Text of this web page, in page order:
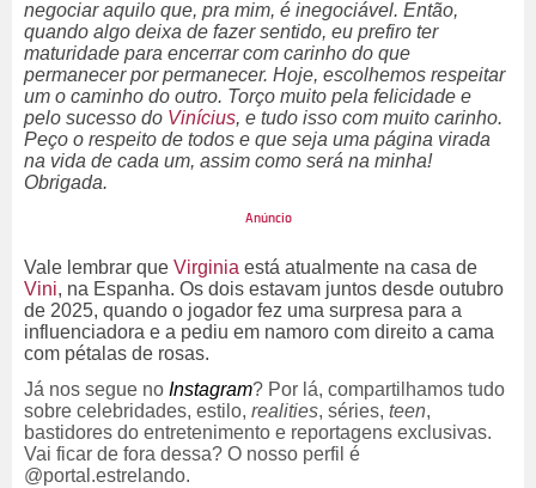
negociar aquilo que, pra mim, é inegociável. Então,
quando algo deixa de fazer sentido, eu prefiro ter
maturidade para encerrar com carinho do que
permanecer por permanecer. Hoje, escolhemos respeitar
um o caminho do outro. Torço muito pela felicidade e
pelo sucesso do Vinícius, e tudo isso com muito carinho.
Peço o respeito de todos e que seja uma página virada
na vida de cada um, assim como será na minha!
Obrigada.
Vale lembrar que Virginia está atualmente na casa de
Vini, na Espanha. Os dois estavam juntos desde outubro
de 2025, quando o jogador fez uma surpresa para a
influenciadora e a pediu em namoro com direito a cama
com pétalas de rosas.
Já nos segue no Instagram? Por lá, compartilhamos tudo
sobre celebridades, estilo, realities, séries, teen,
bastidores do entretenimento e reportagens exclusivas.
Vai ficar de fora dessa? O nosso perfil é
@portal.estrelando.